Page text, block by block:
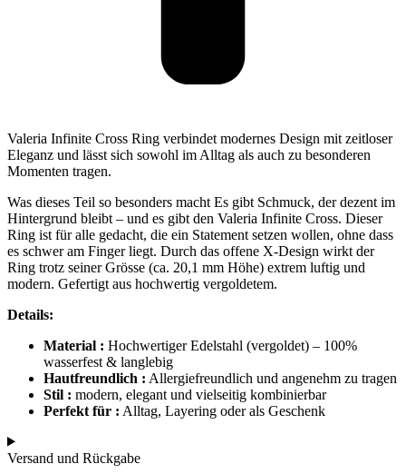
Valeria Infinite Cross Ring verbindet modernes Design mit zeitloser
Eleganz und lässt sich sowohl im Alltag als auch zu besonderen
Momenten tragen.
Was dieses Teil so besonders macht Es gibt Schmuck, der dezent im
Hintergrund bleibt – und es gibt den Valeria Infinite Cross. Dieser
Ring ist für alle gedacht, die ein Statement setzen wollen, ohne dass
es schwer am Finger liegt. Durch das offene X-Design wirkt der
Ring trotz seiner Grösse (ca. 20,1 mm Höhe) extrem luftig und
modern. Gefertigt aus hochwertig vergoldetem.
Details:
Material : Hochwertiger Edelstahl (vergoldet) – 100%
wasserfest & langlebig
Hautfreundlich : Allergiefreundlich und angenehm zu tragen
Stil : modern, elegant und vielseitig kombinierbar
Perfekt für : Alltag, Layering oder als Geschenk
Versand und Rückgabe